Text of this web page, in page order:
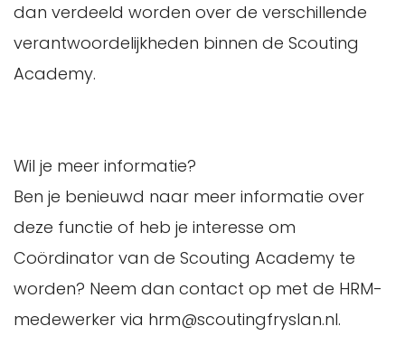
dan verdeeld worden over de verschillende
verantwoordelijkheden binnen de Scouting
Academy.
Wil je meer informatie?
Ben je benieuwd naar meer informatie over
deze functie of heb je interesse om
Coördinator van de Scouting Academy te
worden? Neem dan contact op met de HRM-
medewerker via hrm@scoutingfryslan.nl.